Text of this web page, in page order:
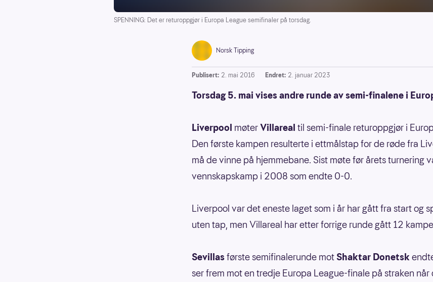
SPENNING: Det er returoppgjør i Europa League semifinaler på torsdag.
Norsk Tipping
Publisert: 2. mai 2016 Endret: 2. januar 2023
Torsdag 5. mai vises andre runde av semi-finalene i
Liverpool møterVillareal til semi-finale returoppgjør i
Den første kampen resulterte i ettmålstap for de røde fra
må de vinne på hjemmebane. Sist møte før årets turnering
vennskapskamp i 2008 som endte 0-0.
Liverpool var det eneste laget som i år har gått fra start og
uten tap, men Villareal har etter forrige runde gått 12
Sevillasførste semifinalerunde mot Shaktar Donetsk
ser frem mot en tredje Europa League-finale på straken når